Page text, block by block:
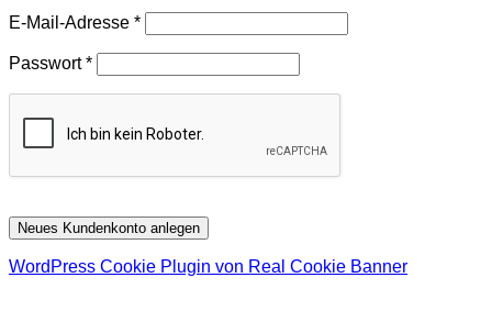
E-Mail-Adresse *Erforderlich
Passwort*Erforderlich
Neues Kundenkonto anlegen
WordPress Cookie Plugin von Real Cookie Banner